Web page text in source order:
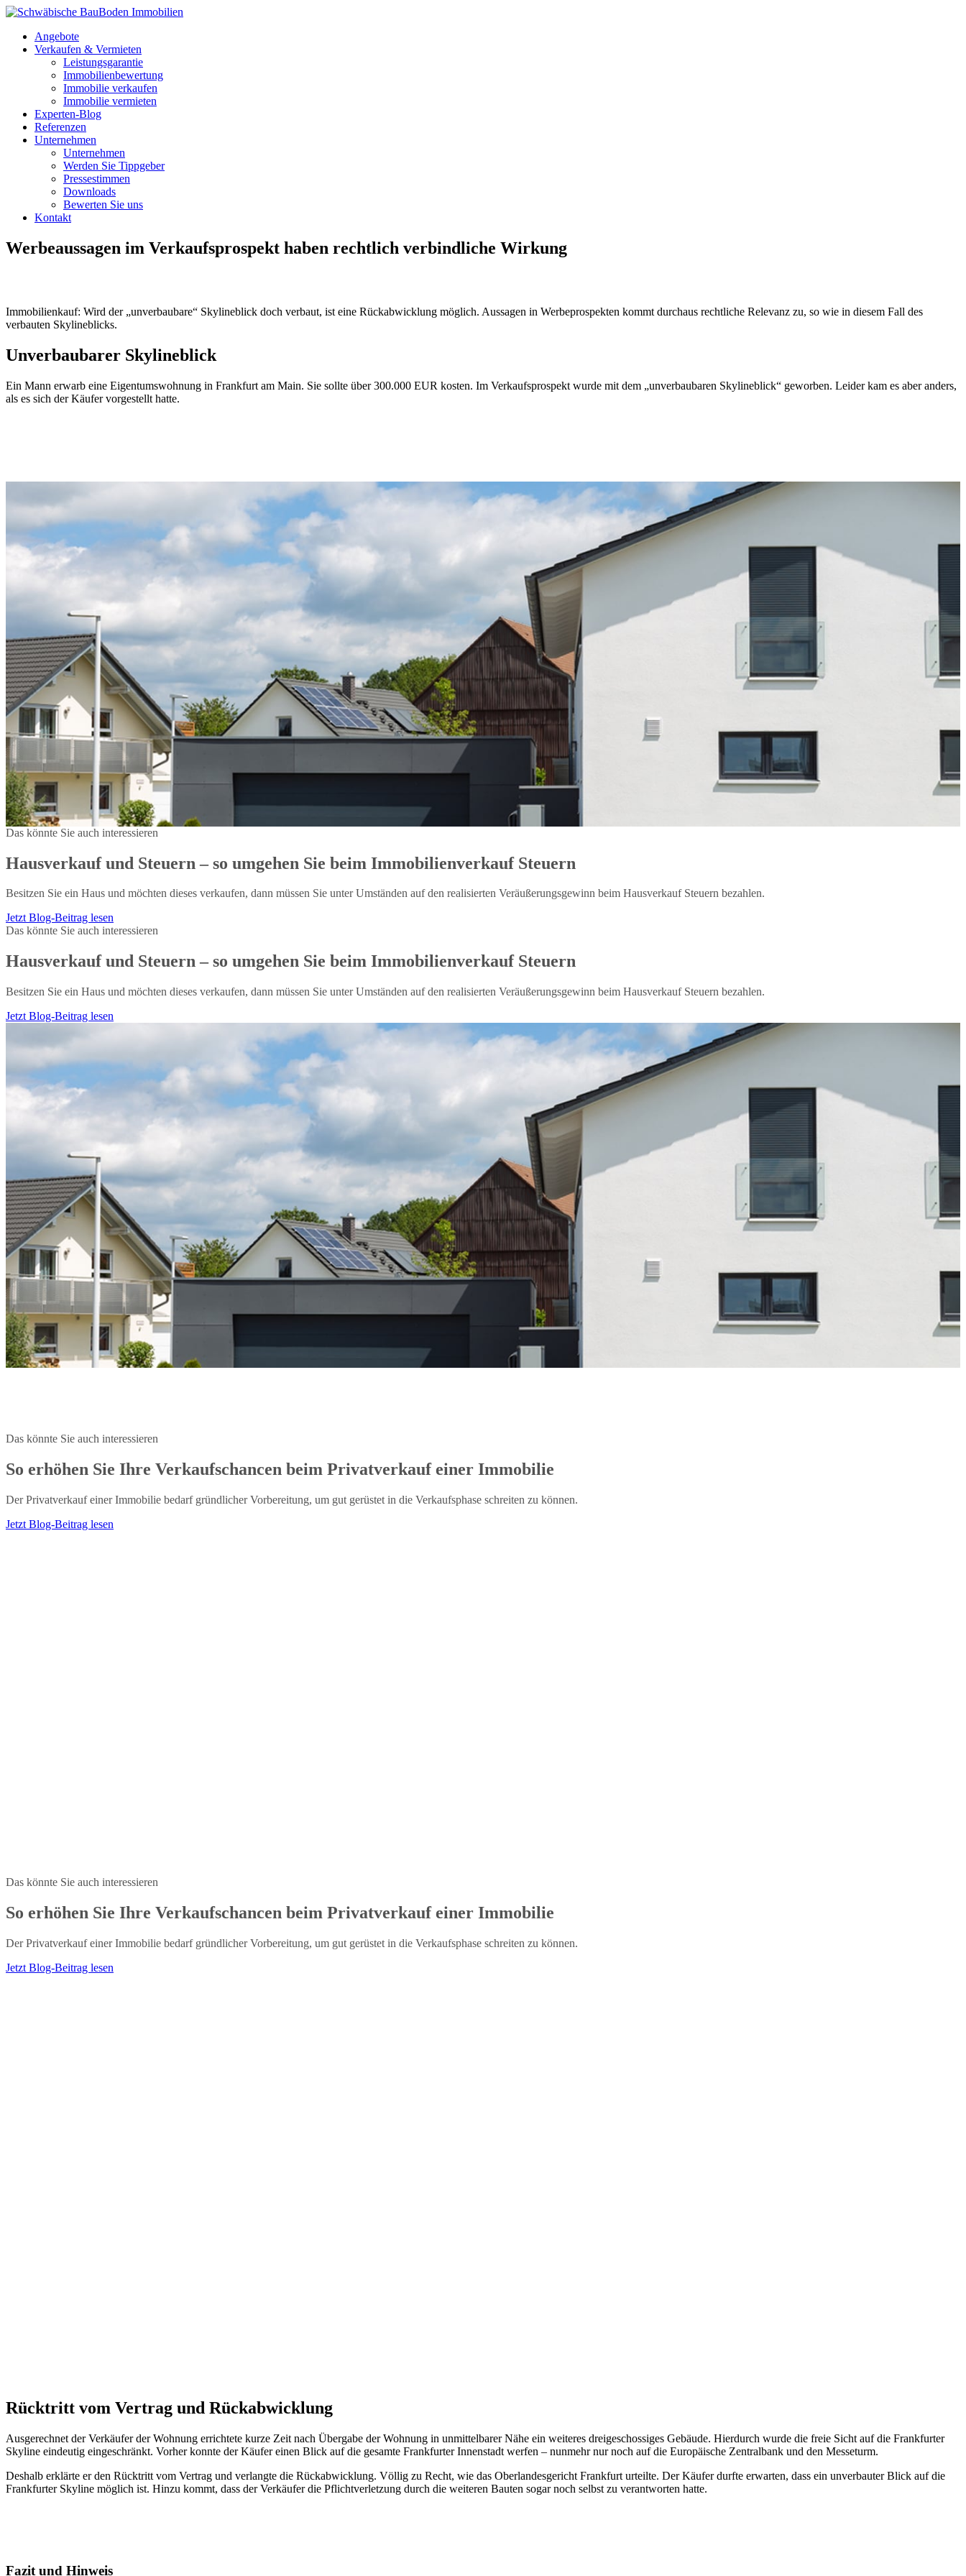
Angebote
Verkaufen & Vermieten
Leistungsgarantie
Immobilienbewertung
Immobilie verkaufen
Immobilie vermieten
Experten-Blog
Referenzen
Unternehmen
Unternehmen
Werden Sie Tippgeber
Pressestimmen
Downloads
Bewerten Sie uns
Kontakt
Werbeaussagen im Verkaufsprospekt haben rechtlich verbindliche Wirkung
Immobilienkauf: Wird der „unverbaubare“ Skylineblick doch verbaut, ist eine Rückabwicklung möglich. Aussagen in Werbeprospekten kommt durchaus rechtliche Relevanz zu, so wie in diesem Fall des
verbauten Skylineblicks.
Unverbaubarer Skylineblick
Ein Mann erwarb eine Eigentumswohnung in Frankfurt am Main. Sie sollte über 300.000 EUR kosten. Im Verkaufsprospekt wurde mit dem „unverbaubaren Skylineblick“ geworben. Leider kam es aber anders,
als es sich der Käufer vorgestellt hatte.
Das könnte Sie auch interessieren
Hausverkauf und Steuern – so umgehen Sie beim Immobilienverkauf Steuern
Besitzen Sie ein Haus und möchten dieses verkaufen, dann müssen Sie unter Umständen auf den realisierten Veräußerungsgewinn beim Hausverkauf Steuern bezahlen.
Jetzt Blog-Beitrag lesen
Das könnte Sie auch interessieren
Hausverkauf und Steuern – so umgehen Sie beim Immobilienverkauf Steuern
Besitzen Sie ein Haus und möchten dieses verkaufen, dann müssen Sie unter Umständen auf den realisierten Veräußerungsgewinn beim Hausverkauf Steuern bezahlen.
Jetzt Blog-Beitrag lesen
Das könnte Sie auch interessieren
So erhöhen Sie Ihre Verkaufschancen beim Privatverkauf einer Immobilie
Der Privatverkauf einer Immobilie bedarf gründlicher Vorbereitung, um gut gerüstet in die Verkaufsphase schreiten zu können.
Jetzt Blog-Beitrag lesen
Das könnte Sie auch interessieren
So erhöhen Sie Ihre Verkaufschancen beim Privatverkauf einer Immobilie
Der Privatverkauf einer Immobilie bedarf gründlicher Vorbereitung, um gut gerüstet in die Verkaufsphase schreiten zu können.
Jetzt Blog-Beitrag lesen
Rücktritt vom Vertrag und Rückabwicklung
Ausgerechnet der Verkäufer der Wohnung errichtete kurze Zeit nach Übergabe der Wohnung in unmittelbarer Nähe ein weiteres dreigeschossiges Gebäude. Hierdurch wurde die freie Sicht auf die Frankfurter
Skyline eindeutig eingeschränkt. Vorher konnte der Käufer einen Blick auf die gesamte Frankfurter Innenstadt werfen – nunmehr nur noch auf die Europäische Zentralbank und den Messeturm.
Deshalb erklärte er den Rücktritt vom Vertrag und verlangte die Rückabwicklung. Völlig zu Recht, wie das Oberlandesgericht Frankfurt urteilte. Der Käufer durfte erwarten, dass ein unverbauter Blick auf die
Frankfurter Skyline möglich ist. Hinzu kommt, dass der Verkäufer die Pflichtverletzung durch die weiteren Bauten sogar noch selbst zu verantworten hatte.
Fazit und Hinweis